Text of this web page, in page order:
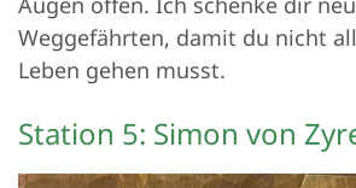
Weggefährten, damit du nicht
Leben gehen musst.
Station 5: Simon von